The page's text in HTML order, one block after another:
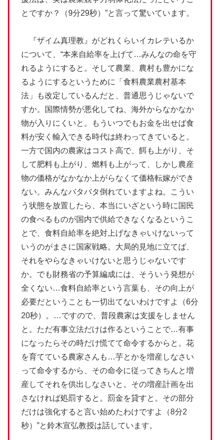
とですか？（9分29秒）”と言って驚いています。
『ザイム真理教』がどれくらいイカレテいるか
について、“本来自給率を上げて…みんなの命を守
れるようにすると。そして農業、農村も豊かにな
るようにするというために「食料農業農村基本
法」も改定しているんだと、普通思うじゃないで
すか。国際情勢が悪化してね、海外からなかなか
物が入りにくいと。もういつでもお金を出せば食
料が安く輸入できる時代は終わってきていると。
一方で国内の農家はコスト高で、餌も上がり、そ
して肥料も上がり、燃料も上がって、しかし農産
物の価格がなかなか上がらなくて価格転嫁ができ
ない。みんなバタバタ倒れていますよね。こうい
う状態を放置したら、本当にいざという時に国民
の食べるものが国内で供給できなくなるというこ
とで、食料自給率を絶対上げなきゃいけないって
いうのがまさに国家戦略。大局的見地に立てば、
それをやらなきゃいけないと思うじゃないです
か。でも財務省の予算編成には、そういう発想が
全くない…食料自給率という言葉も、その向上が
必要だということも一切出てないわけですよ（6分
20秒）。…ですので、普段農家は支援をしません
と。ただ有事立法だけは作るということで…有事
になったらその時だけ慌てて命令するからと。花
を育てている農家さんも…芋とかを増産しなさい
って命令するから、その命令に従ってきちんと増
産してそれを供出しなさいと。その増産計画を出
さなければ処罰すると。罰金を貸すと。その部分
だけは強化すると言い始めたわけですよ（8分2
秒）”と鈴木宣弘教授は話しています。